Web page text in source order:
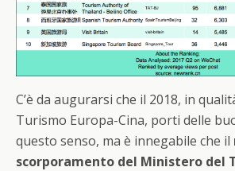
C’è da augurarsi che il 2018, in
Turismo Europa-Cina, porti delle
questo senso, ma è innegabile che il
scorporamento del Ministero del